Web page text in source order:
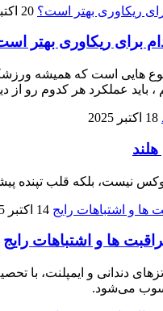
20 اکتبر 2025
برای ریکاوری بهتر
هایی‌ است که همیشه
عملکرد هر کدوم رو از
18 اکتبر 2025
لوکس نیست، بلکه قلب
14 اکتبر 2025
ها و اشتباهات رایج
دندانی و ایمپلنت، با
می‌شود.